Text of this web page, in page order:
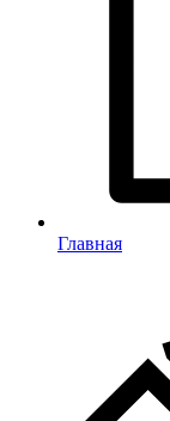
Главная